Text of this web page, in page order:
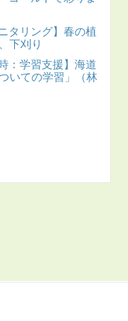
タリング】春の植
下刈り
：学習支援】海道
いての学習」（林